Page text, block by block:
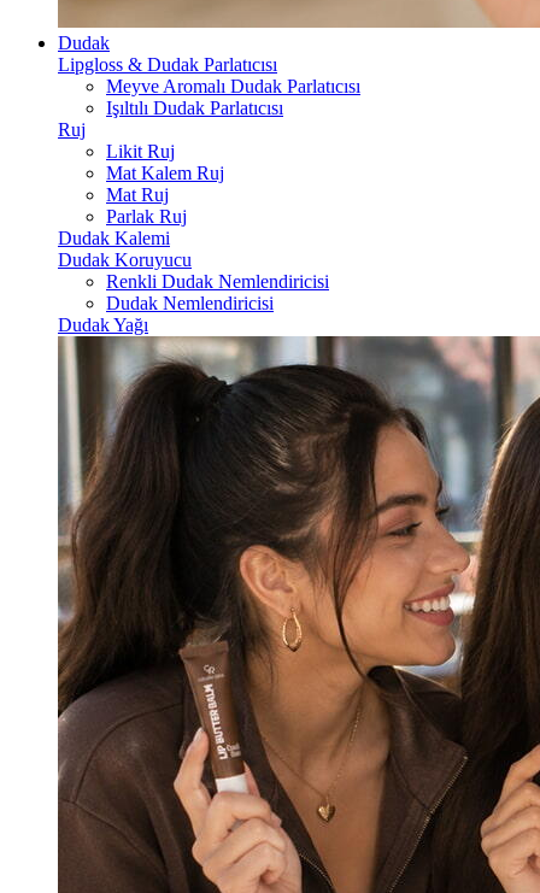
Dudak
Lipgloss & Dudak Parlatıcısı
Meyve Aromalı Dudak Parlatıcısı
Işıltılı Dudak Parlatıcısı
Ruj
Likit Ruj
Mat Kalem Ruj
Mat Ruj
Parlak Ruj
Dudak Kalemi
Dudak Koruyucu
Renkli Dudak Nemlendiricisi
Dudak Nemlendiricisi
Dudak Yağı